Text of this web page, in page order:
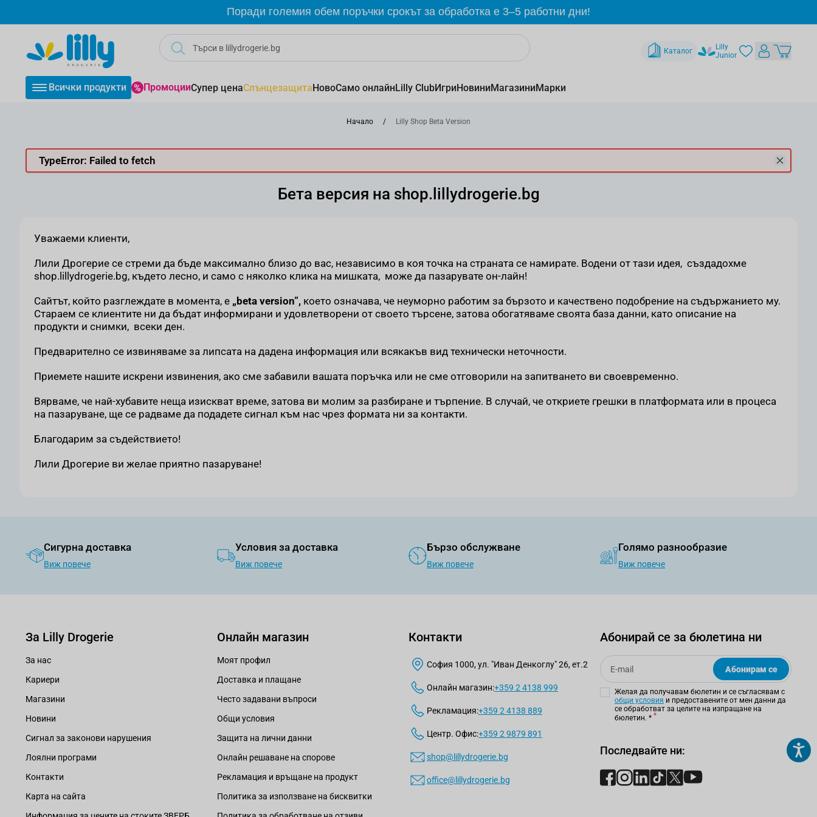
Поради големия обем поръчки срокът за обработка е 3–5 работни дни!
Каталог
Lilly
Junior
Всички продукти ПромоцииСупер ценаСлънцезащитаНовоСамо онлайнLilly ClubИгриНовиниМагазиниМарки
Начало / Lilly Shop Beta Version
TypeError: Failed to fetch
Бета версия на shop.lillydrogerie.bg
Уважаеми клиенти,
Лили Дрогерие се стреми да бъде максимално близо до вас, независимо в коя точка на страната се намирате. Водени от тази идея, създадохме
shop.lillydrogerie.bg, където лесно, и само с няколко клика на мишката, може да пазарувате он-лайн!
Сайтът, който разглеждате в момента, е „beta version”, което означава, че неуморно работим за бързото и качествено подобрение на съдържанието му.
Стараем се клиентите ни да бъдат информирани и удовлетворени от своето търсене, затова обогатяваме своята база данни, като описание на
продукти и снимки, всеки ден.
Предварително се извиняваме за липсата на дадена информация или всякакъв вид технически неточности.
Приемете нашите искрени извинения, ако сме забавили вашата поръчка или не сме отговорили на запитването ви своевременно.
Вярваме, че най-хубавите неща изискват време, затова ви молим за разбиране и търпение. В случай, че откриете грешки в платформата или в процеса
на пазаруване, ще се радваме да подадете сигнал към нас чрез формата ни за контакти.
Благодарим за съдействието!
Лили Дрогерие ви желае приятно пазаруване!
Сигурна доставка
Виж повече
Условия за доставка
Виж повече
Бързо обслужване
Виж повече
Голямо разнообразие
Виж повече
За Lilly Drogerie
За нас
Кариери
Магазини
Новини
Сигнал за законови нарушения
Лоялни програми
Контакти
Карта на сайта
Онлайн магазин
Моят профил
Доставка и плащане
Често задавани въпроси
Общи условия
Защита на лични данни
Онлайн решаване на спорове
Рекламация и връщане на продукт
Политика за използване на бисквитки
Контакти
София 1000, ул. "Иван Денкоглу" 26, ет.2
Онлайн магазин:+359 2 4138 999
Рекламация:+359 2 4138 889
Центр. Офис:+359 2 9879 891
shop@lillydrogerie.bg
office@lillydrogerie.bg
Абонирай се за бюлетина ни
Email
Абонирам се
Желая да получавам бюлетин и се съгласявам с
общи условия и предоставените от мен данни да
се обработват за целите на изпращане на
бюлетин. *
Последвайте ни: